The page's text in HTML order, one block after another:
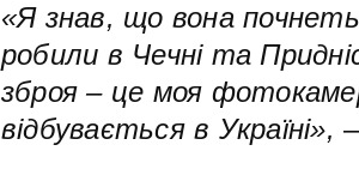
«Я знав, що вона
робили в Чечні та
зброя – це моя
відбувається в Україні»,